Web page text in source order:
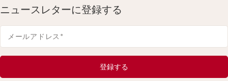
ニュースレターに登録する
メールアドレス *
登録する